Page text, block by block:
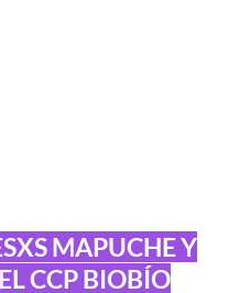
MAPUCHE Y
CCP BIOBÍO